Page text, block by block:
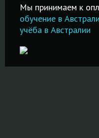
Мы принимаем к
обучение в
учёба в Австралии